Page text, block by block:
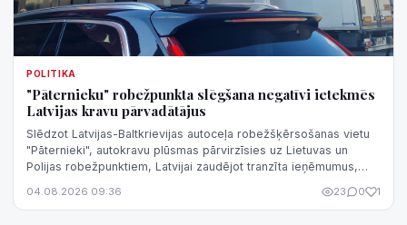
POLITIKA
"Pāternieku" robežpunkta slēgšana negatīvi ietekmēs
Latvijas kravu pārvadātājus
Slēdzot Latvijas-Baltkrievijas autoceļa robežšķērsošanas vietu
"Pāternieki", autokravu plūsmas pārvirzīsies uz Lietuvas un
Polijas robežpunktiem, Latvijai zaudējot tranzīta ieņēmumus,
04.08.2026 09:36 23 0 1